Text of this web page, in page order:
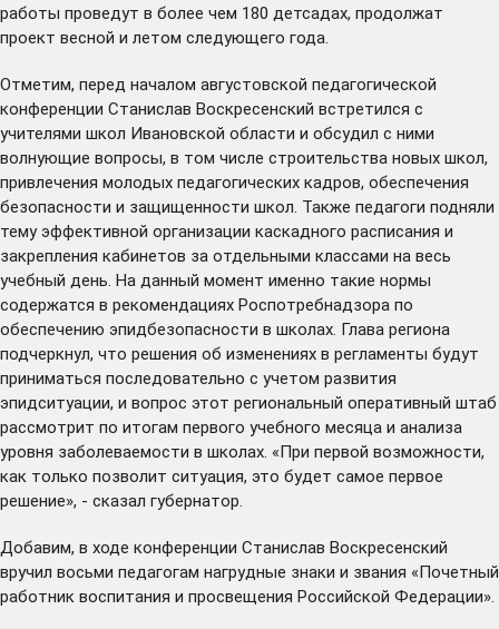
работы проведут в более чем 180 детсадах, продолжат
проект весной и летом следующего года.
Отметим, перед началом августовской педагогической
конференции Станислав Воскресенский встретился с
учителями школ Ивановской области и обсудил с ними
волнующие вопросы, в том числе строительства новых школ,
привлечения молодых педагогических кадров, обеспечения
безопасности и защищенности школ. Также педагоги подняли
тему эффективной организации каскадного расписания и
закрепления кабинетов за отдельными классами на весь
учебный день. На данный момент именно такие нормы
содержатся в рекомендациях Роспотребнадзора по
обеспечению эпидбезопасности в школах. Глава региона
подчеркнул, что решения об изменениях в регламенты будут
приниматься последовательно с учетом развития
эпидситуации, и вопрос этот региональный оперативный штаб
рассмотрит по итогам первого учебного месяца и анализа
уровня заболеваемости в школах. «При первой возможности,
как только позволит ситуация, это будет самое первое
решение», - сказал губернатор.
Добавим, в ходе конференции Станислав Воскресенский
вручил восьми педагогам нагрудные знаки и звания «Почетный
работник воспитания и просвещения Российской Федерации».